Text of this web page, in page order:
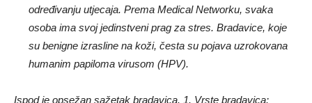
određivanju utjecaja. Prema Medical Networku, svaka
osoba ima svoj jedinstveni prag za stres. Bradavice, koje
su benigne izrasline na koži, česta su pojava uzrokovana
humanim papiloma virusom (HPV).
Ispod je opsežan sažetak bradavica. 1. Vrste bradavica: